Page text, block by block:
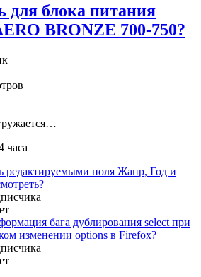
для блока питания
BRONZE 700-750?
часа
редактируемыми поля Жанр, Год и
бага дублирования select при
изменении options в Firefox?